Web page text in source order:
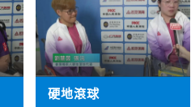
硬地滾球